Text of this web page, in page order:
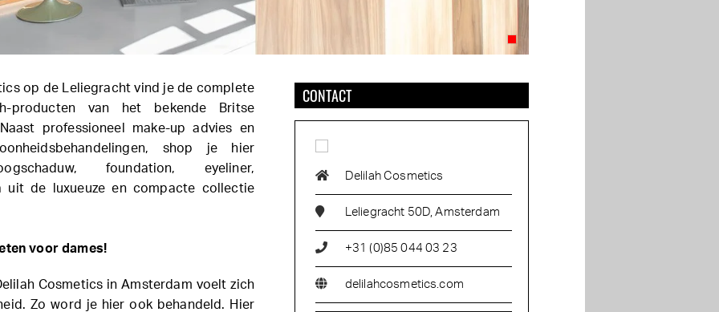
op de Leliegracht vind je de complete
producten van het bekende Britse
professioneel make-up advies en
shop je hier
foundation, eyeliner,
uit de luxueuze en compacte collectie
voor dames!
Cosmetics in Amsterdam voelt zich
Zo word je hier ook behandeld. Hier
CONTACT
Delilah Cosmetics
Leliegracht 50D, Amsterdam
+31 (0)85 044 03 23
delilahcosmetics.com